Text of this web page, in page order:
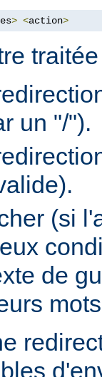
> <action>
un "/").
(si
de